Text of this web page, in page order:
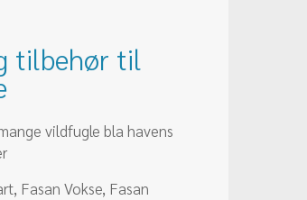
tilbehør til
vildfugle bla havens
Fasan Vokse, Fasan